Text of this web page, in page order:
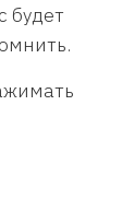
будет